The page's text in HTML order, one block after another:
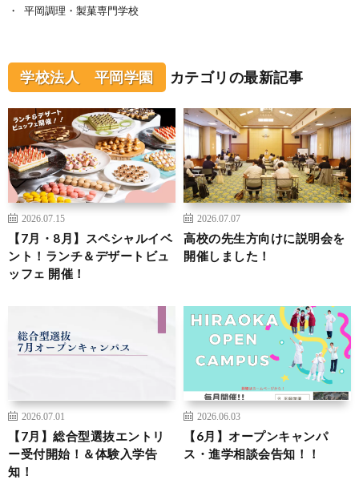
平岡調理・製菓専門学校
学校法人 平岡学園 カテゴリの最新記事
2026.07.15
【7月・8月】スペシャルイベ
ント！ランチ＆デザートビュ
ッフェ 開催！
2026.07.07
高校の先生方向けに説明会を
開催しました！
2026.07.01
【7月】総合型選抜エントリ
ー受付開始！＆体験入学告
知！
2026.06.03
【6月】オープンキャンパ
ス・進学相談会告知！！